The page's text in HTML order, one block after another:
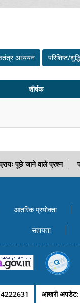
अध्‍ययन परिशिष्ट/
शीर्षक
पूछे जाने वाले प्रश्न
आंतरिक प्रयोक्‍ता
सहायता
4222631 आखरी